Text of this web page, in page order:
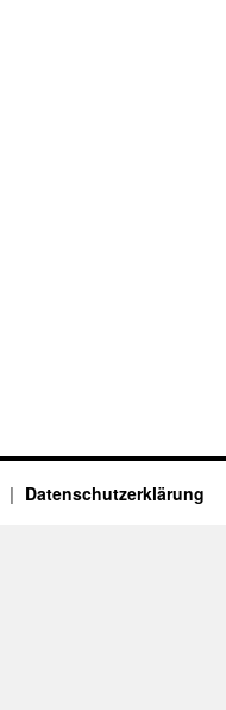
Datenschutzerklärung